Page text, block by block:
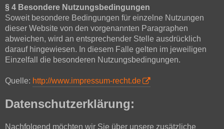
§ 4 Besondere Nutzungsbedingungen
Soweit besondere Bedingungen für einzelne Nutzungen
dieser Website von den vorgenannten Paragraphen
abweichen, wird an entsprechender Stelle ausdrücklich
darauf hingewiesen. In diesem Falle gelten im jeweiligen
Einzelfall die besonderen Nutzungsbedingungen.
Quelle: http://www.impressum-recht.de
Datenschutzerklärung:
Nachfolgend möchten wir Sie über unsere zusätzliche